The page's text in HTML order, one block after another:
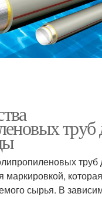
труб
труб
маркировкой,
сырья. В